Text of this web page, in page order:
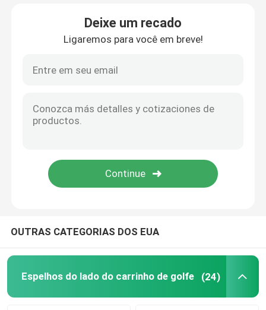
Alargamentos do para-choque do carrinho de golfe
Pneus da rua do carrinho de golfe
Motor elétrico com erros do golfe
Cercos do carrinho de golfe
Bateria de lítio do carrinho de golfe
Deixe um recado
Ligaremos para você em breve!
OUTRAS CATEGORIAS DOS EUA
Espelhos do lado do carrinho de golfe (24)